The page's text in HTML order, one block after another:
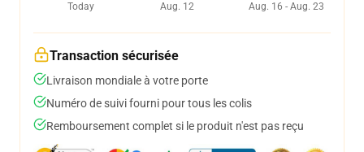
Today
Aug. 12
Aug. 16 - Aug. 23
Transaction sécurisée
Livraison mondiale à votre porte
Numéro de suivi fourni pour tous les colis
Remboursement complet si le produit n'est pas reçu